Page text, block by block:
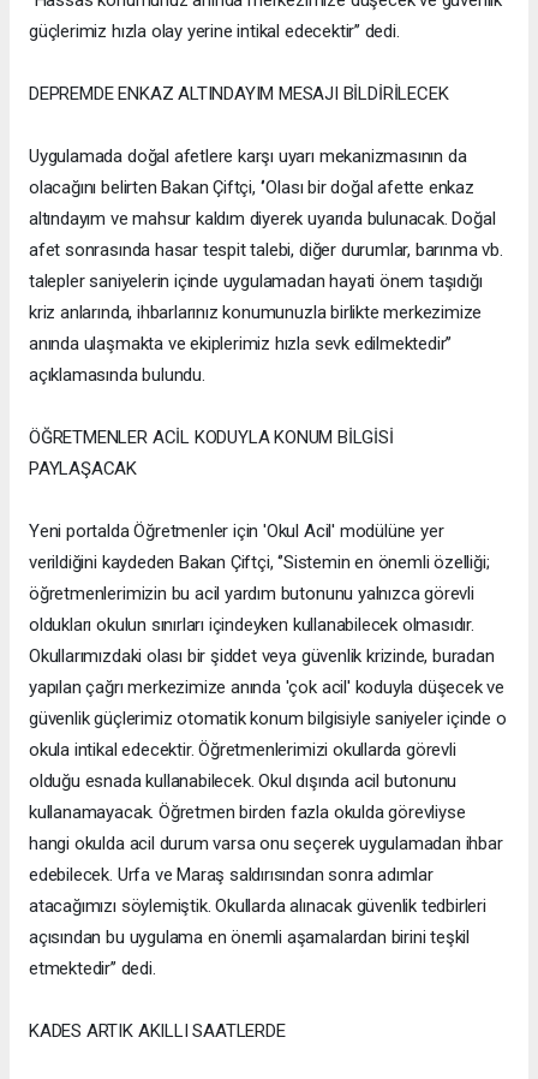
güçlerimiz hızla olay yerine intikal edecektir’’ dedi.
DEPREMDE ENKAZ ALTINDAYIM MESAJI BİLDİRİLECEK
Uygulamada doğal afetlere karşı uyarı mekanizmasının da
olacağını belirten Bakan Çiftçi, ‘’Olası bir doğal afette enkaz
altındayım ve mahsur kaldım diyerek uyarıda bulunacak. Doğal
afet sonrasında hasar tespit talebi, diğer durumlar, barınma vb.
talepler saniyelerin içinde uygulamadan hayati önem taşıdığı
kriz anlarında, ihbarlarınız konumunuzla birlikte merkezimize
anında ulaşmakta ve ekiplerimiz hızla sevk edilmektedir’’
açıklamasında bulundu.
ÖĞRETMENLER ACİL KODUYLA KONUM BİLGİSİ
PAYLAŞACAK
Yeni portalda Öğretmenler için 'Okul Acil' modülüne yer
verildiğini kaydeden Bakan Çiftçi, ‘’Sistemin en önemli özelliği;
öğretmenlerimizin bu acil yardım butonunu yalnızca görevli
oldukları okulun sınırları içindeyken kullanabilecek olmasıdır.
Okullarımızdaki olası bir şiddet veya güvenlik krizinde, buradan
yapılan çağrı merkezimize anında 'çok acil' koduyla düşecek ve
güvenlik güçlerimiz otomatik konum bilgisiyle saniyeler içinde o
okula intikal edecektir. Öğretmenlerimizi okullarda görevli
olduğu esnada kullanabilecek. Okul dışında acil butonunu
kullanamayacak. Öğretmen birden fazla okulda görevliyse
hangi okulda acil durum varsa onu seçerek uygulamadan ihbar
edebilecek. Urfa ve Maraş saldırısından sonra adımlar
atacağımızı söylemiştik. Okullarda alınacak güvenlik tedbirleri
açısından bu uygulama en önemli aşamalardan birini teşkil
etmektedir’’ dedi.
KADES ARTIK AKILLI SAATLERDE